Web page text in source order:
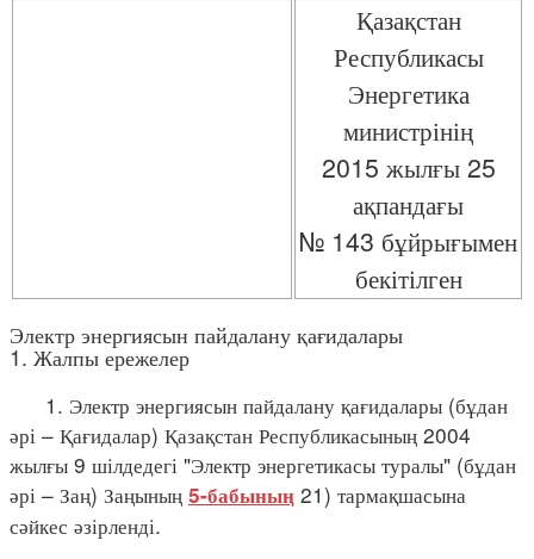
Қазақстан
Республикасы
Энергетика
министрінің
2015 жылғы 25
ақпандағы
№ 143 бұйрығымен
бекітілген
Электр энергиясын пайдалану қағидалары
1. Жалпы ережелер
1. Электр энергиясын пайдалану қағидалары (бұдан
әрі – Қағидалар) Қазақстан Республикасының 2004
жылғы 9 шілдедегі "Электр энергетикасы туралы" (бұдан
әрі – Заң) Заңының 5-бабының 21) тармақшасына
сәйкес әзірленді.